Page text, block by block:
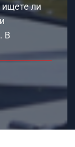
ищете ли
В